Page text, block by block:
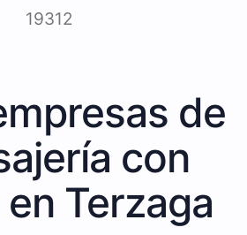
19312
de
con
Terzaga